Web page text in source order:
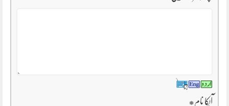
آپکا نام*